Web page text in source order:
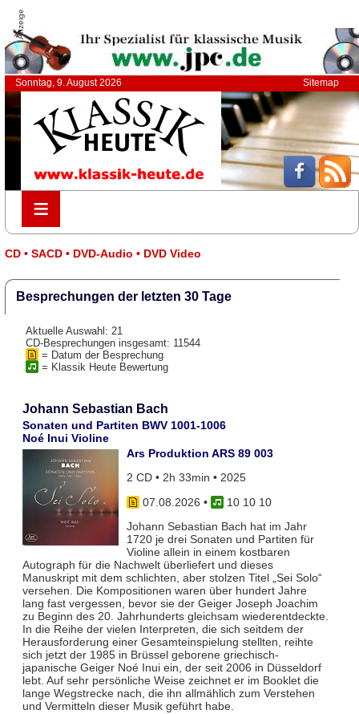
Anzeige
Sonntag, 9. August 2026 Sitemap
≡
≡
CD • SACD • DVD-Audio • DVD Video
Besprechungen der letzten 30 Tage
Aktuelle Auswahl: 21
CD-Besprechungen insgesamt: 11544
= Datum der Besprechung
= Klassik Heute Bewertung
Johann Sebastian Bach
Sonaten und Partiten BWV 1001-1006
Noé Inui Violine
Ars Produktion ARS 89 003
2 CD • 2h 33min • 2025
07.08.2026 •
10 10 10
Johann Sebastian Bach hat im Jahr
1720 je drei Sonaten und Partiten für
Violine allein in einem kostbaren
Autograph für die Nachwelt überliefert und dieses
Manuskript mit dem schlichten, aber stolzen Titel „Sei Solo“
versehen. Die Kompositionen waren über hundert Jahre
lang fast vergessen, bevor sie der Geiger Joseph Joachim
zu Beginn des 20. Jahrhunderts gleichsam wiederentdeckte.
In die Reihe der vielen Interpreten, die sich seitdem der
Herausforderung einer Gesamteinspielung stellten, reihte
sich jetzt der 1985 in Brüssel geborene griechisch-
japanische Geiger Noé Inui ein, der seit 2006 in Düsseldorf
lebt. Auf sehr persönliche Weise zeichnet er im Booklet die
lange Wegstrecke nach, die ihn allmählich zum Verstehen
und Vermitteln dieser Musik geführt habe.